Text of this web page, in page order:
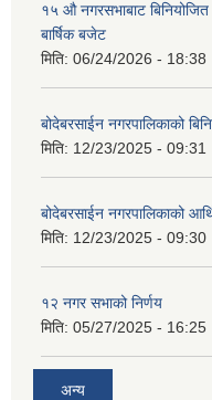
१५ ‍‍‍औ नगरसभाबाट
बार्षिक बजेट
मिति: 06/24/2026 - 18:38
बोदेबरसाईन नगरपालिकाको
मिति: 12/23/2025 - 09:31
बोदेबरसाईन नगरपालिकाको
मिति: 12/23/2025 - 09:30
१२ नगर सभाको निर्णय
मिति: 05/27/2025 - 16:25
अन्य